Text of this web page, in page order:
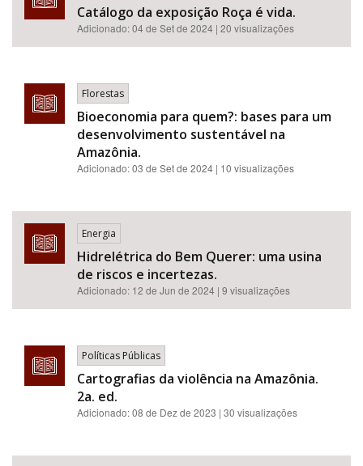
Catálogo da exposição Roça é vida.
Adicionado:04 de Set de 2024 | 20 visualizações
Florestas
Bioeconomia para quem?: bases para um
desenvolvimento sustentável na
Amazônia.
Adicionado:03 de Set de 2024 | 10 visualizações
Energia
Hidrelétrica do Bem Querer: uma usina
de riscos e incertezas.
Adicionado: 12 de Jun de 2024 | 9 visualizações
Políticas Públicas
Cartografias da violência na Amazônia.
2a. ed.
Adicionado:08 de Dez de 2023 | 30 visualizações